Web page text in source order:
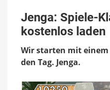
Spiele-
Klassiker
heute
laden
Jenga: Spiele-
kostenlos laden
Wir starten mit
den Tag. Jenga.